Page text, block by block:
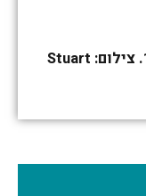
דימוי: וולפגנג טילמנס, שנת 1990. צילום: Stuart